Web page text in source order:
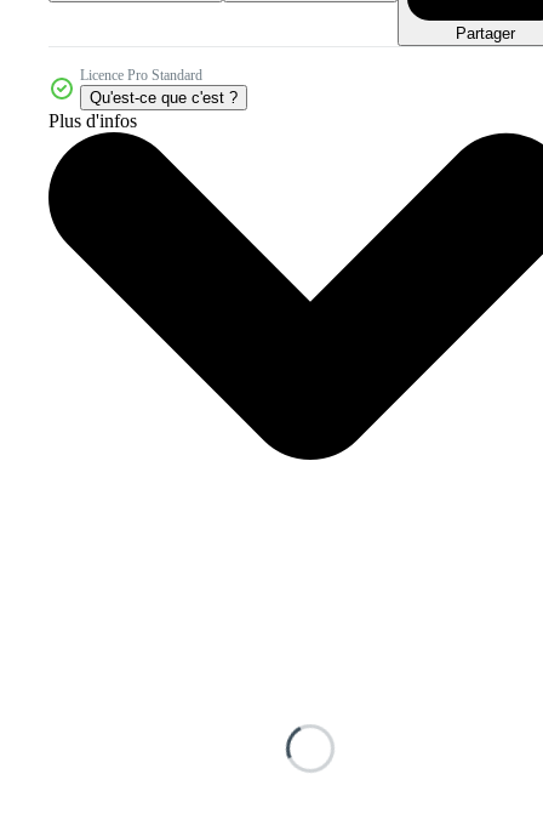
Partager
Licence Pro Standard
Qu'est-ce que c'est ?
Plus d'infos